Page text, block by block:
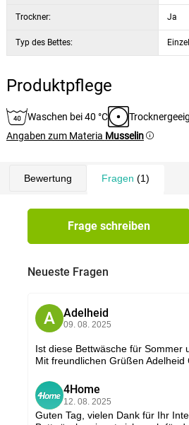
Trockner: Ja
Typ des Bettes:
Produktpflege
Waschen bei 40 °C
Angaben zum Materia Musselin
Bewertung Fragen (1)
Frage schreiben
Neueste Fragen
A Adelheid
09. 08. 2025
Ist diese Bettwäsche für Sommer
Mit freundlichen Grüßen Adelheid
4 4Home
12. 08. 2025
Guten Tag, vielen Dank für Ihr